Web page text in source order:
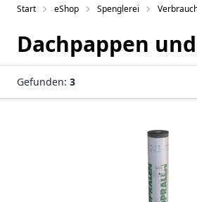
Start eShop Spenglerei
Dachpappen
Gefunden: 3